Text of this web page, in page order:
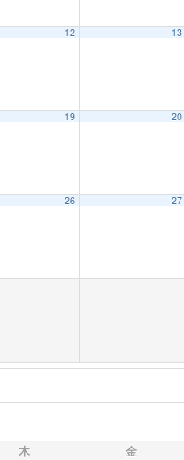
12 13
19 20
26 27
木 金